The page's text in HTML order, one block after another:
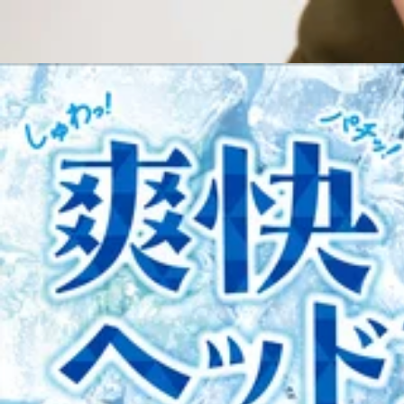
元気いっぱいのスタッフ一同、皆様のご来店を心よりお待ちして
～マッサージのように気持ちいいボディケア～
Re.Ra.Ku八王子オクトーレ店（旧：Re.Ra.Ku八王子東急スクエ
【JR八王子駅 徒歩1分】